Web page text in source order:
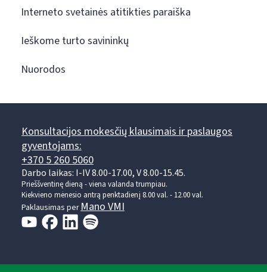
Interneto svetainės atitikties paraiška
Ieškome turto savininkų
Nuorodos
Konsultacijos mokesčių klausimais ir paslaugos
gyventojams:
+370 5 260 5060
Darbo laikas: I-IV 8.00-17.00, V 8.00-15.45.
Prieššventinę dieną - viena valanda trumpiau.
Kiekvieno mėnesio antrą penktadienį 8.00 val. - 12.00 val.
Paklausimas per Mano VMI